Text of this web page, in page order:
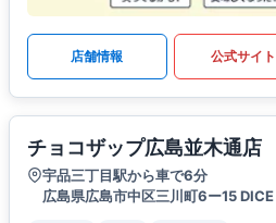
店舗情報 公式サイト
チョコザップ広島並木通店
宇品三丁目駅から車で6分
広島県広島市中区三川町6ー15